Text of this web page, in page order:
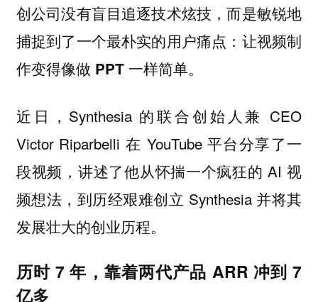
创公司没有盲目追逐技术炫技，而是敏锐地
捕捉到了一个最朴实的用户痛点： 让视频制
作变得像做 PPT 一样简单。
近日，Synthesia 的联合创始人兼 CEO
Victor Riparbelli 在 YouTube 平台分享了一
段视频，讲述了他从怀揣一个疯狂的 AI 视
频想法，到历经艰难创立 Synthesia 并将其
发展壮大的创业历程。
历时 7 年，靠着两代产品 ARR 冲到 7
亿多